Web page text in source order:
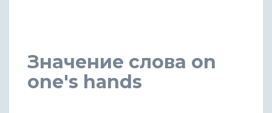
Значение слова on
one's hands